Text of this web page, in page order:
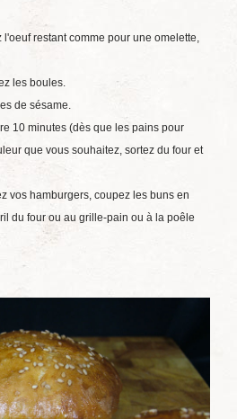
l'oeuf restant comme pour une omelette,
les boules.
de sésame.
10 minutes (dès que les pains pour
que vous souhaitez, sortez du four et
vos hamburgers, coupez les buns en
du four ou au grille-pain ou à la poêle